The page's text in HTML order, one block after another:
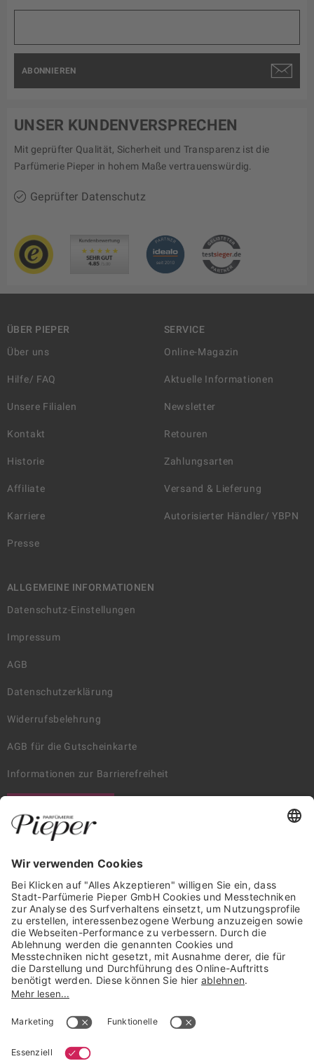
ABONNIEREN
UNSER KUNDENVERSPRECHEN
Mit geprüfter Qualität, Sicherheit und Transparenz ist die
Parfümerie Pieper in hohem Maße vertrauenswürdig.
Geprüfter Datenschutz
ÜBER PIEPER
Über uns
Hilfe/ FAQ
Unsere Filialen
Kontakt
Historie
Affiliate
Karriere
Presse
SERVICE
Online-Magazin
Aktuelle Informationen
Newsletter
Retouren
Zahlungsarten
Versand & Lieferung
Autorisierter Händler/ YBPN
ALLGEMEINE INFORMATIONEN
Datenschutz-Einstellungen
Impressum
AGB
Datenschutzerklärung
Widerrufsbelehrung
AGB für die Gutscheinkarte
Informationen zur Barrierefreiheit
Trusted Shops Mitglied seit 2010